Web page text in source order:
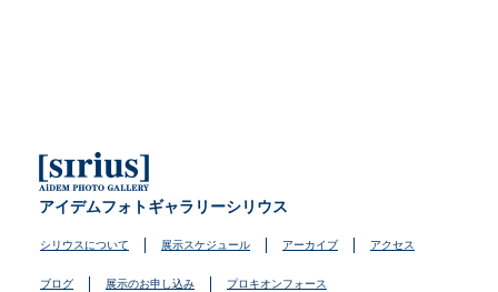
アイデムフォトギャラリーシリウス
シリウスについて 展示スケジュール アーカイブ アクセス
ブログ 展示のお申し込み プロキオンフォース